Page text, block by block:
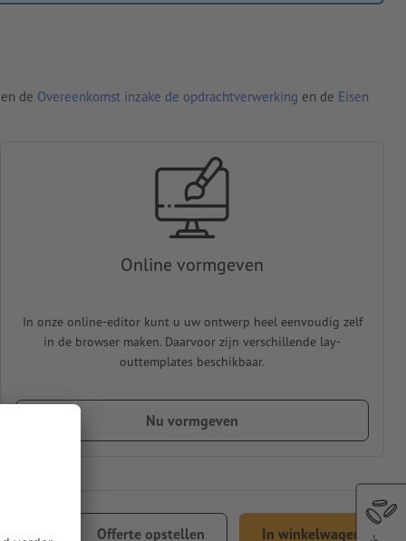
de Overeenkomst inzake de opdrachtverwerking en de Eisen
Online vormgeven
In onze online-editor kunt u uw ontwerp heel eenvoudig zelf
in de browser maken. Daarvoor zijn verschillende lay-
outtemplates beschikbaar.
Nu vormgeven
Offerte opstellen In winkelwagen